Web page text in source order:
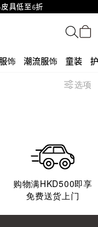
皮具低至6折
时原价低至75折!
至6折，立即入手!
CHANEL及LV专区！
饰 潮流服饰 童装
选项
购物满HKD500即享
免费送货上门